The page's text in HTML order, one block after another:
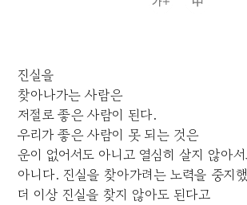
진실을
찾아나가는 사람은
저절로 좋은 사람이 된다.
우리가 좋은 사람이 못 되는 것은
운이 없어서도 아니고 열심히 살지 않아
아니다. 진실을 찾아가려는 노력을 중지
더 이상 진실을 찾지 않아도 된다고